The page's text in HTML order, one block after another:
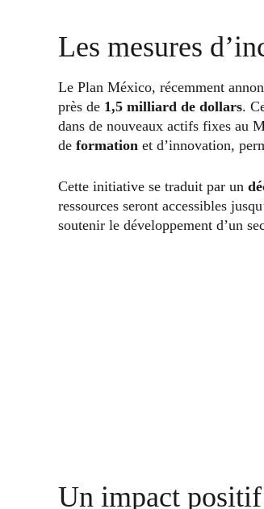
Les mesures
Le Plan México, récemment
près de 1,5 milliard de dollars.
dans de nouveaux actifs fixes au
de formation et d’innovation,
Cette initiative se traduit par un
ressources seront accessibles
soutenir le développement d’un
Un impact